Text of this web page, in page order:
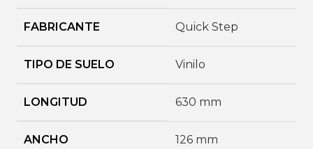
FABRICANTE Quick Step
TIPO DE SUELO Vinilo
LONGITUD 630 mm
ANCHO 126 mm